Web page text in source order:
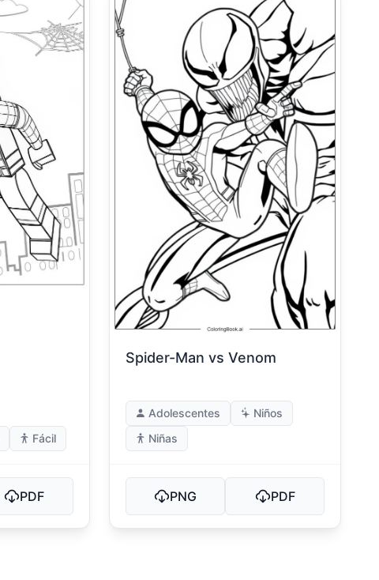
Fácil
PDF
Spider-Man vs Venom
Adolescentes
Niños
Niñas
PNG PDF